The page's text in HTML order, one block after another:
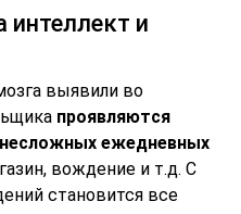
интеллект и
выявили во
проявляются
несложных ежедневных
вождение и т.д. С
становится все